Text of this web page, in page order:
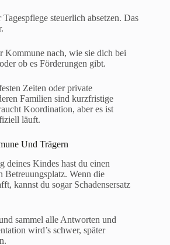
steuerlich absetzen. Das
Kommune nach, wie sie dich bei
ob es Förderungen gibt.
Zeiten oder private
Familien sind kurzfristige
Koordination, aber es ist
läuft.
Und Trägern
deines Kindes hast du einen
Betreuungsplatz. Wenn die
kannst du sogar Schadensersatz
sammel alle Antworten und
wird’s schwer, später